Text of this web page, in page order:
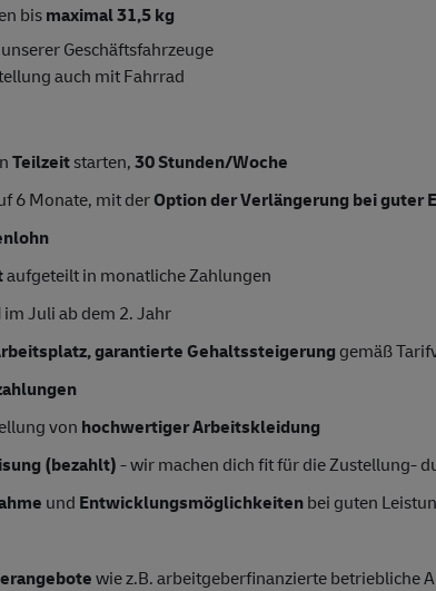
bismaximal 31,5 kg
Geschäftsfahrzeuge
auch mit Fahrrad
Teilzeitstarten,30 Stunden/Woche
6 Monate, mit derOption der Verlängerung bei guter
aufgeteilt in monatliche Zahlungen
im Juli ab dem 2. Jahr
garantierte Gehaltssteigerung gemäß
von hochwertiger Arbeitskleidung
(bezahlt)- wir machen dich fit für die Zustellung-
und Entwicklungsmöglichkeitenbei guten
wie z.B. arbeitgeberfinanzierte betriebliche